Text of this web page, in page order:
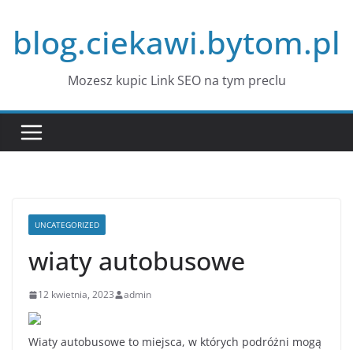
treściblog.ciekawi.bytom.pl
Mozesz kupic Link SEO na tym preclu
UNCATEGORIZED
wiaty autobusowe
12 kwietnia, 2023 admin
Wiaty autobusowe to miejsca, w których podróżni mogą